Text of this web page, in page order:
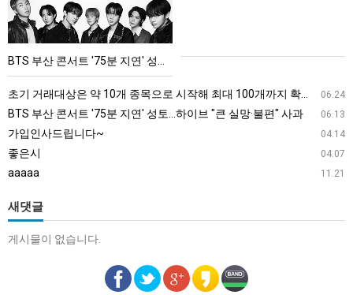
서
트
'75
분
브
"큰
실
BTS 부산 콘서트 '75분 지연' 성토…하이브 "큰 실망·불편" 사과
06.24
초기 거래대상은 약 10개 종목으로 시작해 최대 100개까지 확대할 방침이다. 구체적인 거래 대상 ETF는 아직 확정되지 않았지만, 시장 대표성이나 거래량을 고려해 선정할 계획이다.
06.13
BTS 부산 콘서트 '75분 지연' 성토…하이브 "큰 실망·불편" 사과
04.14
가입인사드립니다~
04.07
좋은시
11.21
aaaaa
새댓글
게시물이 없습니다.